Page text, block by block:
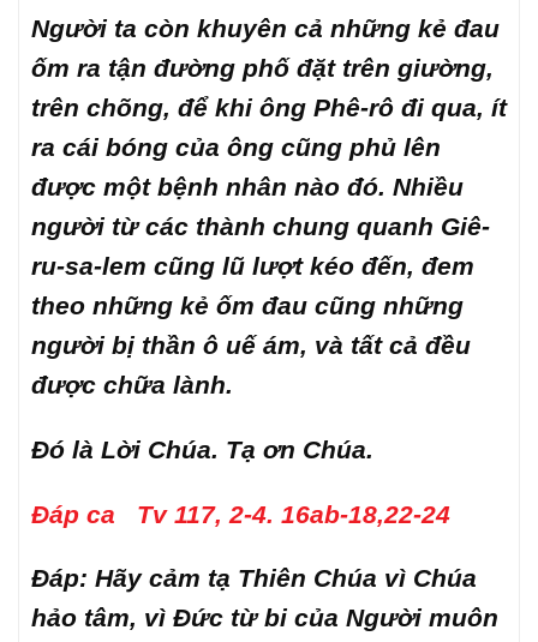
Người ta còn khuyên cả những kẻ đau
ốm ra tận đường phố đặt trên giường,
trên chõng, để khi ông Phê-rô đi qua, ít
ra cái bóng của ông cũng phủ lên
được một bệnh nhân nào đó. Nhiều
người từ các thành chung quanh Giê-
ru-sa-lem cũng lũ lượt kéo đến, đem
theo những kẻ ốm đau cũng những
người bị thần ô uế ám, và tất cả đều
được chữa lành.
Đó là Lời Chúa. Tạ ơn Chúa.
Đáp ca Tv 117, 2-4. 16ab-18,22-24
Đáp: Hãy cảm tạ Thiên Chúa vì Chúa
hảo tâm, vì Đức từ bi của Người muôn